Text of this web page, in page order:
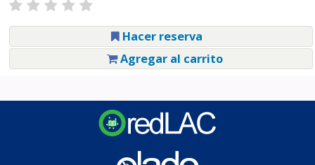
Hacer reserva
Agregar al carrito